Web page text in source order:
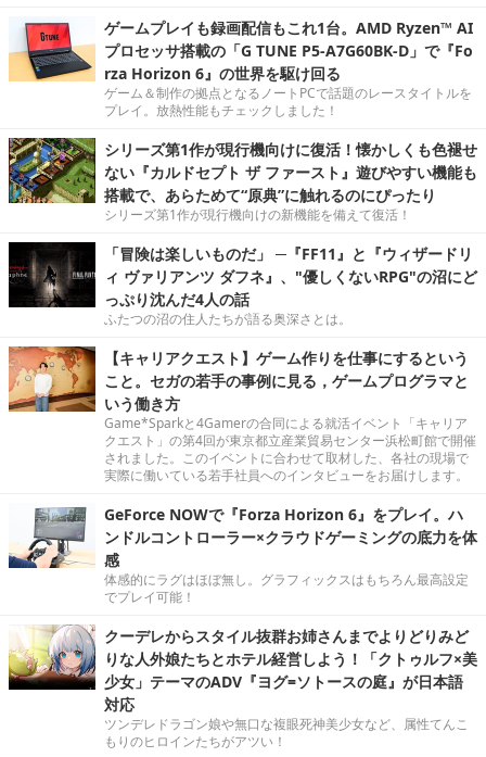
ゲームプレイも録画配信もこれ1台。AMD Ryzen™ AI
プロセッサ搭載の「G TUNE P5-A7G60BK-D」で『Fo
rza Horizon 6』の世界を駆け回る
ゲーム＆制作の拠点となるノートPCで話題のレースタイトルを
プレイ。放熱性能もチェックしました！
シリーズ第1作が現行機向けに復活！懐かしくも色褪せ
ない『カルドセプト ザ ファースト』遊びやすい機能も
搭載で、あらためて“原典”に触れるのにぴったり
シリーズ第1作が現行機向けの新機能を備えて復活！
「冒険は楽しいものだ」 ─『FF11』と『ウィザードリ
ィ ヴァリアンツ ダフネ』、"優しくないRPG"の沼にど
っぷり沈んだ4人の話
ふたつの沼の住人たちが語る奥深さとは。
【キャリアクエスト】ゲーム作りを仕事にするという
こと。セガの若手の事例に見る，ゲームプログラマと
いう働き方
Game*Sparkと4Gamerの合同による就活イベント「キャリア
クエスト」の第4回が東京都立産業貿易センター浜松町館で開催
されました。このイベントに合わせて取材した、各社の現場で
実際に働いている若手社員へのインタビューをお届けします。
GeForce NOWで『Forza Horizon 6』をプレイ。ハ
ンドルコントローラー×クラウドゲーミングの底力を体
感
体感的にラグはほぼ無し。グラフィックスはもちろん最高設定
でプレイ可能！
クーデレからスタイル抜群お姉さんまでよりどりみど
りな人外娘たちとホテル経営しよう！「クトゥルフ×美
少女」テーマのADV『ヨグ=ソトースの庭』が日本語
対応
ツンデレドラゴン娘や無口な複眼死神美少女など、属性てんこ
もりのヒロインたちがアツい！